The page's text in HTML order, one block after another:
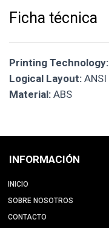
Ficha técnica
Printing Technology:
Logical Layout: ANSI
Material: ABS
INFORMACIÓN
INICIO
SOBRE NOSOTROS
CONTACTO